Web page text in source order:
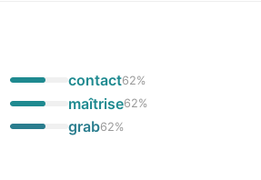
contact62%
maîtrise62%
grab62%